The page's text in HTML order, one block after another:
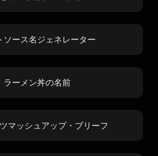
ソース名ジェネレーター
ラーメン丼の名前
マッシュアップ・ブリーフ